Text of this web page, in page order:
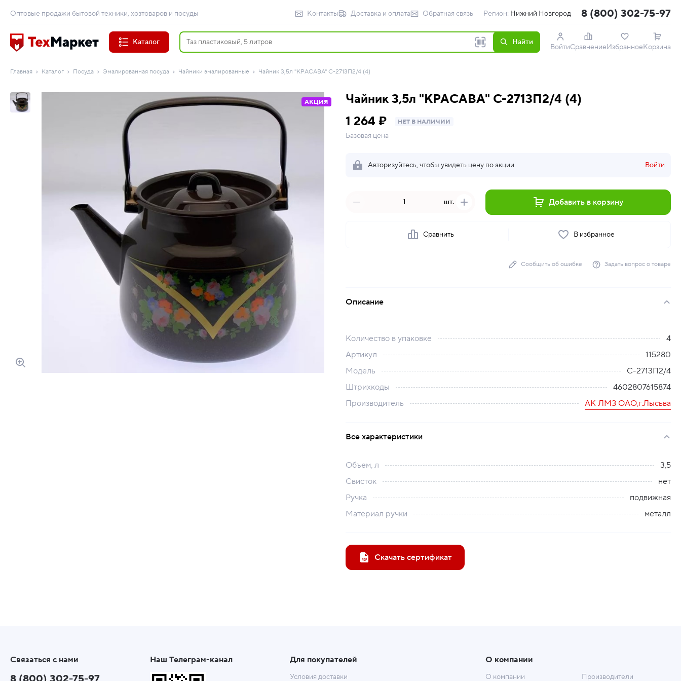
Оптовые продажи бытовой техники, хозтоваров и посуды Контакты Доставка и оплата Обратная связь Регион: Нижний Новгород 8 (800) 302-75-97
Каталог Найти
ВойтиСравнениеИзбранноеКорзина
Главная Каталог Посуда Эмалированная посуда Чайники эмалированные Чайник 3,5л "КРАСАВА" С-2713П2/4 (4)
АКЦИЯ
Чайник 3,5л "КРАСАВА" С-2713П2/4 (4)
1 264 ₽
НЕТ В НАЛИЧИИ
Базовая цена
Авторизуйтесь, чтобы увидеть цену по акции Войти
шт. Добавить в корзину
Сравнить В избранное
Сообщить об ошибке Задать вопрос о товаре
Описание
Количество в упаковке
4
Артикул
115280
Модель
С-2713П2/4
Штрихкоды
4602807615874
Производитель
АК ЛМЗ ОАО,г.Лысьва
Все характеристики
Объем, л
3,5
Свисток
нет
Ручка
подвижная
Материал ручки
металл
Скачать сертификат
Связаться с нами Наш Телеграм-канал Для покупателей
Условия доставки
О компании
О компании Производители